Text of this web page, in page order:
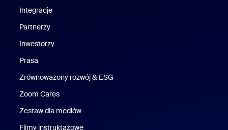
Integracje
Partnerzy
Inwestorzy
Prasa
Zrównoważony rozwój & ESG
Zoom Cares
Zestaw dla mediów
Filmy instruktażowe